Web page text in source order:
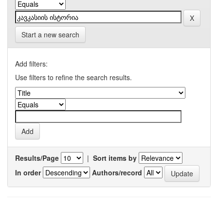
Start a new search
Add filters:
Use filters to refine the search results.
Results/Page | Sort items by
In order
Authors/record